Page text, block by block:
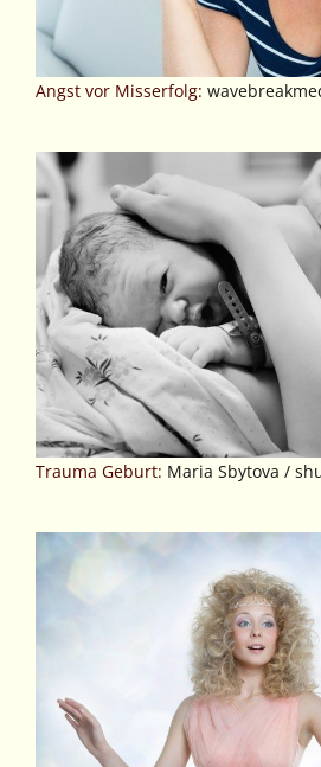
Angst vor Misserfolg:
Trauma Geburt: Maria Sbytova /